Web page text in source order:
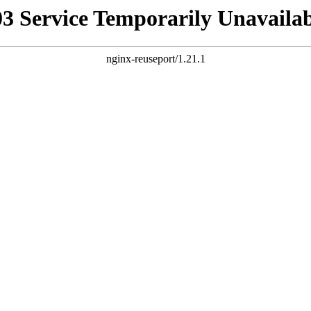
Service Temporarily
nginx-reuseport/1.21.1